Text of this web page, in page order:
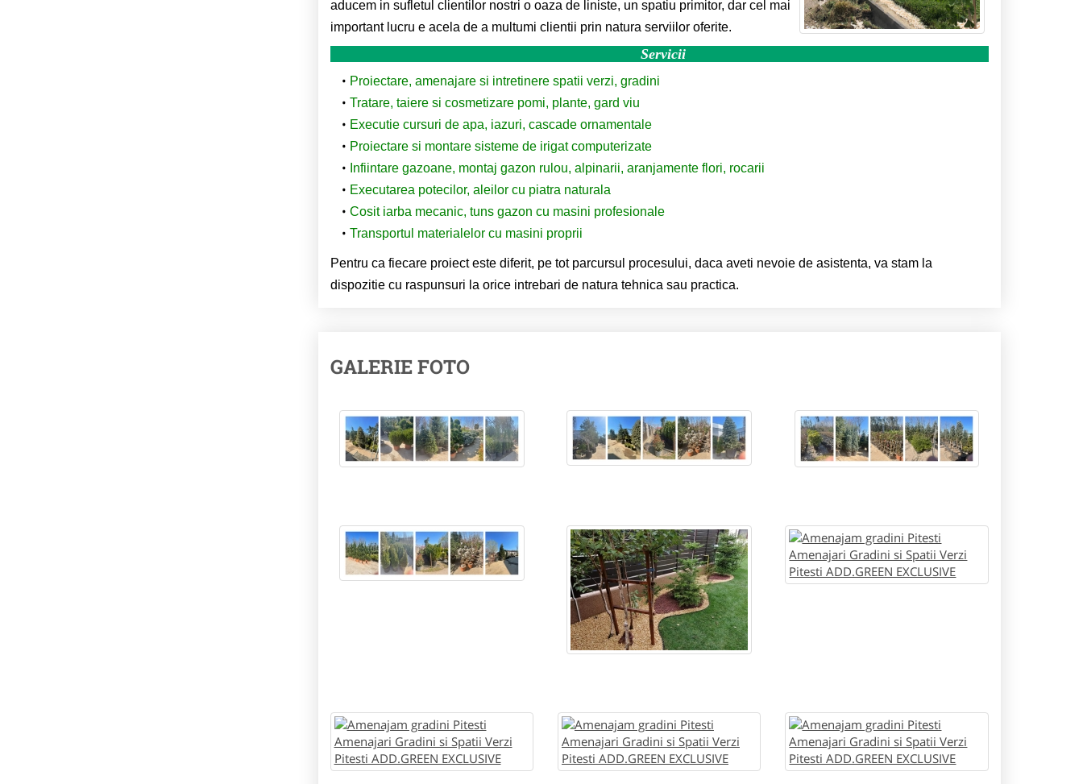
aducem in sufletul clientilor nostri o oaza de liniste, un spatiu primitor, dar cel mai
important lucru e acela de a multumi clientii prin natura serviilor oferite.
Servicii
Proiectare, amenajare si intretinere spatii verzi, gradini
Tratare, taiere si cosmetizare pomi, plante, gard viu
Executie cursuri de apa, iazuri, cascade ornamentale
Proiectare si montare sisteme de irigat computerizate
Infiintare gazoane, montaj gazon rulou, alpinarii, aranjamente flori, rocarii
Executarea potecilor, aleilor cu piatra naturala
Cosit iarba mecanic, tuns gazon cu masini profesionale
Transportul materialelor cu masini proprii
Pentru ca fiecare proiect este diferit, pe tot parcursul procesului, daca aveti nevoie de asistenta, va stam la
dispozitie cu raspunsuri la orice intrebari de natura tehnica sau practica.
GALERIE FOTO